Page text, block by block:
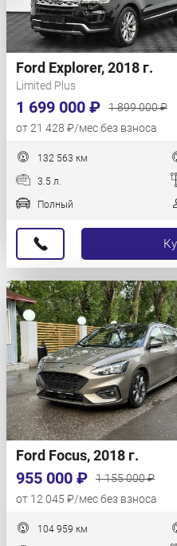
Ford Explorer, 2018 г.
Limited Plus
1 699 000 ₽
1 899 000 ₽
от 21 428 ₽/мес без взноса
132 563 км
3.5 л.
Полный
Ford Focus, 2018 г.
955 000 ₽
1 155 000 ₽
от 12 045 ₽/мес без взноса
104 959 км